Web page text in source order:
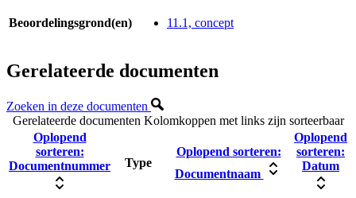
Beoordelingsgrond(en) 11.1, concept
Gerelateerde documenten
Zoeken in deze documenten
Gerelateerde documenten Kolomkoppen met links zijn sorteerbaar
Oplopend
sorteren:
Documentnummer
Type
Oplopend sorteren:
Documentnaam
Oplopend
sorteren:
Datum